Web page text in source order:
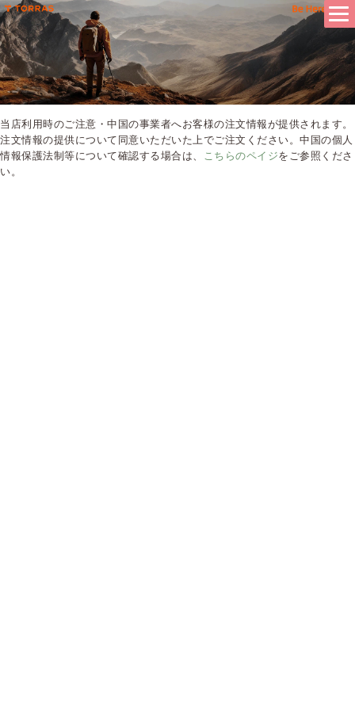
当店利用時のご注意・中国の事業者へお客様の注文情報が提供されます。
注文情報の提供について同意いただいた上でご注文ください。中国の個人
情報保護法制等について確認する場合は、
こちらのペイジをご参照くださ
い。